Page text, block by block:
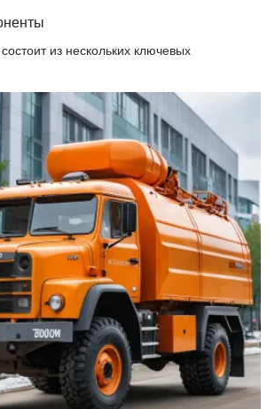
из нескольких ключевых